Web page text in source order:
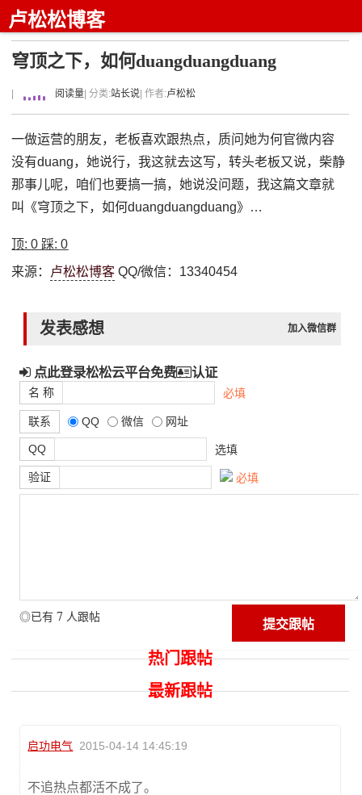
卢松松博客
穹顶之下，如何duangduangduang
阅读量 | 分类:站长说 | 作者:卢松松
一做运营的朋友，老板喜欢跟热点，质问她为何官微内容
没有duang，她说行，我这就去这写，转头老板又说，柴静
那事儿呢，咱们也要搞一搞，她说没问题，我这篇文章就
叫《穹顶之下，如何duangduangduang》…
顶:0 踩:0
来源： 卢松松博客 QQ/微信：13340454
发表感想 加入微信群
点此登录松松云平台免费 认证
名 称 必填
联系 QQ 微信 网址
QQ 选填
验证 必填
◎已有 7 人跟帖
热门跟帖
最新跟帖
启功电气 2015-04-14 14:45:19
不追热点都活不成了。